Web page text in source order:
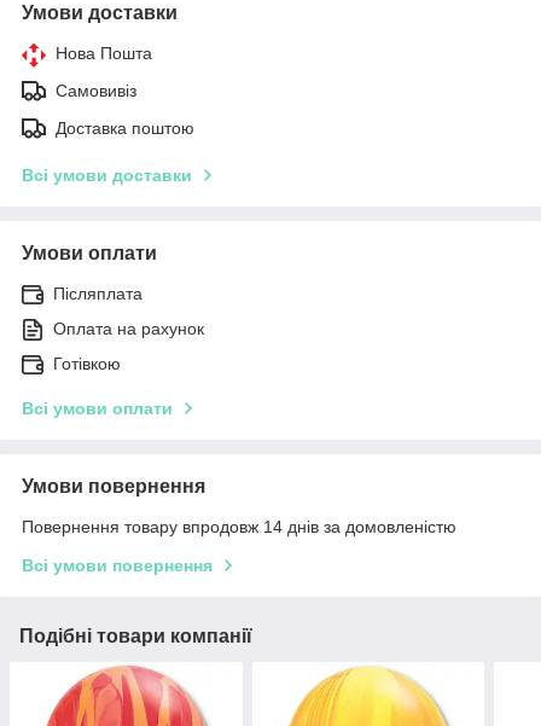
Умови доставки
Нова Пошта
Самовивіз
Доставка поштою
Всі умови доставки
Умови оплати
Післяплата
Оплата на рахунок
Готівкою
Всі умови оплати
Умови повернення
Повернення товару впродовж 14 днів за домовленістю
Всі умови повернення
Подібні товари компанії